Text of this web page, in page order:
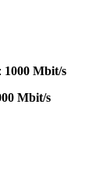
1000 Mbit/s
Mbit/s